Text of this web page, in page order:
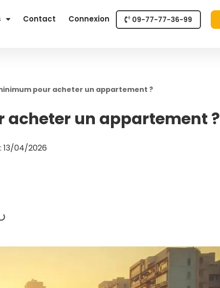
Contact Connexion 09-77-77-36-99
pour acheter un appartement ?
un appartement ?
13/04/2026